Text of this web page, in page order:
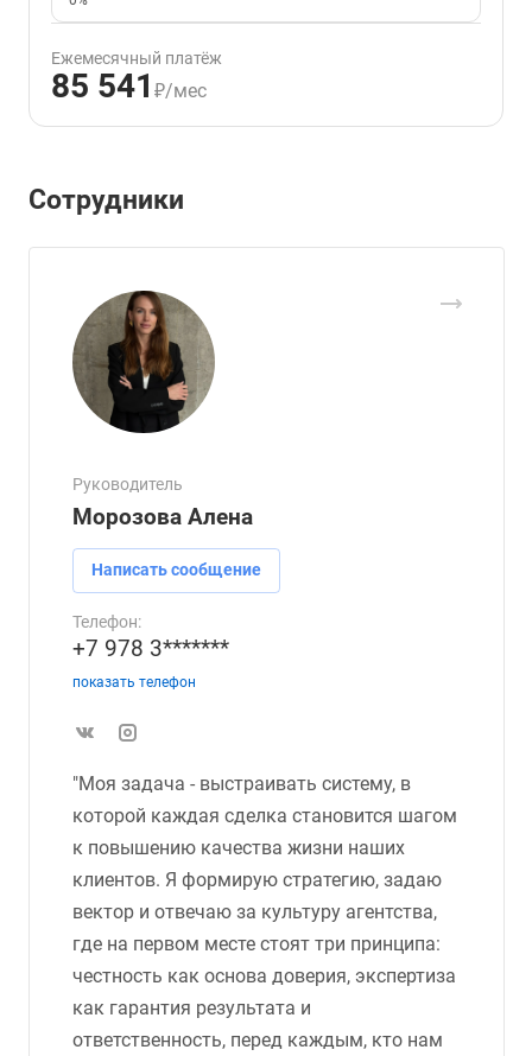
Ежемесячный платёж
85 541 ₽/мес
Сотрудники
Руководитель
Морозова Алена
Написать сообщение
Телефон:
+7 978 3*******
показать телефон
"Моя задача - выстраивать систему, в
которой каждая сделка становится шагом
к повышению качества жизни наших
клиентов. Я формирую стратегию, задаю
вектор и отвечаю за культуру агентства,
где на первом месте стоят три принципа:
честность как основа доверия, экспертиза
как гарантия результата и
ответственность, перед каждым, кто нам